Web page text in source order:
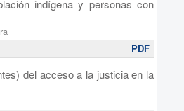
indígena y personas con
PDF
del acceso a la justicia en la